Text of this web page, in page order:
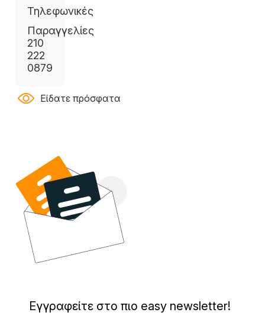
Τηλεφωνικές
Παραγγελίες
210
222
0879
Είδατε πρόσφατα
Εγγραφείτε στο πιο easy newsletter!